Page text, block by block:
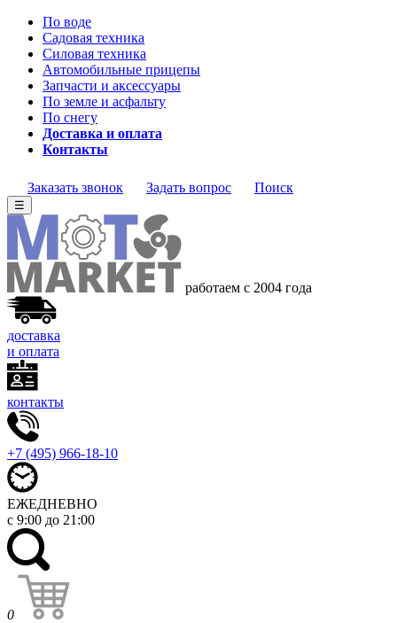
По воде
Садовая техника
Силовая техника
Автомобильные прицепы
Запчасти и аксессуары
По земле и асфальту
По снегу
Доставка и оплата
Контакты
Заказать звонок Задать вопрос Поиск
☰
работаем с 2004 года
доставка
и оплата
контакты
+7 (495) 966-18-10
ЕЖЕДНЕВНО
с 9:00 до 21:00
0